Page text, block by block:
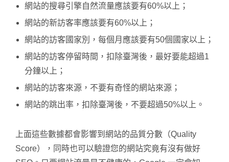
網站的搜尋引擎自然流量應該要有60%以上；
網站的新訪客率應該要有60%以上；
網站的訪客國家別，每個月應該要有50個國家以上；
網站的訪客停留時間，扣除臺灣後，最好要能超過1
分鐘以上；
網站的訪客來源，不要有奇怪的網站來源；
網站的跳出率，扣除臺灣後，不要超過50%以上。
上面這些數據都會影響到網站的品質分數（Quality
Score），同時也可以驗證您的網站究竟有沒有做好